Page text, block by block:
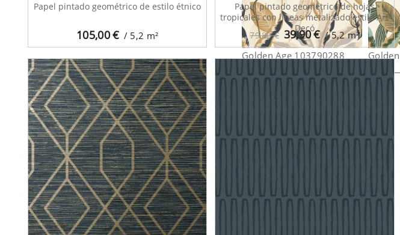
Golden Age 103790288
105,00€ / 5,2 m²
Papel pintado geométrico de estilo étnico
79,80 € 39,90€ / 5,2m²
Papel pintado geométrico de hojas
tropicales con líneas metalizado estilo Art
Decó